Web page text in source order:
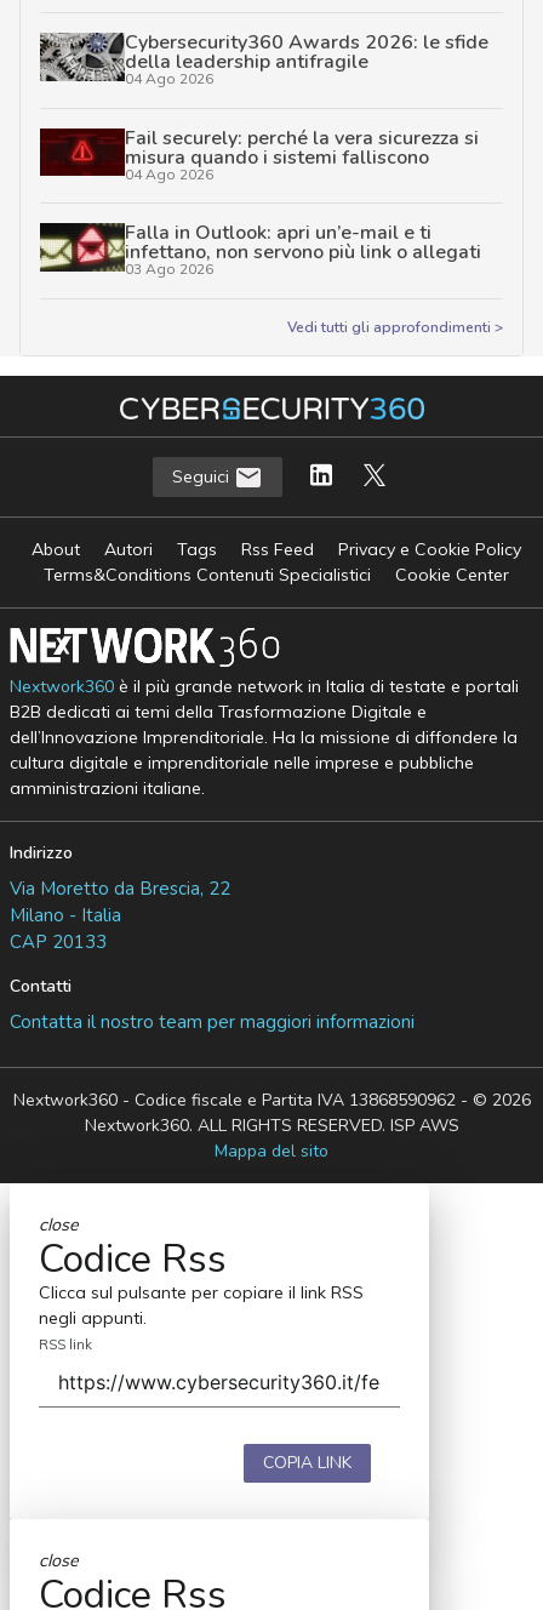
Cybersecurity360 Awards 2026: le sfide
della leadership antifragile
04 Ago 2026
Fail securely: perché la vera sicurezza si
misura quando i sistemi falliscono
04 Ago 2026
Falla in Outlook: apri un’e-mail e ti
infettano, non servono più link o allegati
03 Ago 2026
Vedi tutti gli approfondimenti >
Seguici
About Autori Tags Rss Feed
Privacy e Cookie Policy
Terms&Conditions Contenuti Specialistici
Cookie Center
Nextwork360è il più grande network in Italia di testate e portali
B2B dedicati ai temi della Trasformazione Digitale e
dell’Innovazione Imprenditoriale. Ha la missione di diffondere la
cultura digitale e imprenditoriale nelle imprese e pubbliche
amministrazioni italiane.
Indirizzo
Via Moretto da Brescia, 22
Milano - Italia
CAP 20133
Contatti
Contatta il nostro team per maggiori informazioni
Nextwork360 - Codice fiscale e Partita IVA 13868590962 - © 2026
Nextwork360. ALL RIGHTS RESERVED. ISP AWS
Mappa del sito
close
Codice Rss
Clicca sul pulsante per copiare il link RSS
negli appunti.
RSS link
COPIA LINK
close
Codice Rss